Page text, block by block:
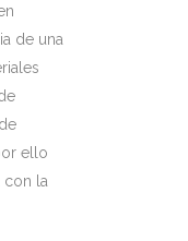
de una
ello
con la